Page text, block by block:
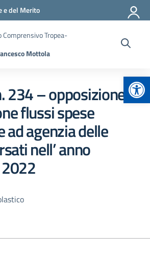
e del Merito
Comprensivo Tropea-
Mottola
234 – opposizione
flussi spese
ad agenzia delle
nell’ anno